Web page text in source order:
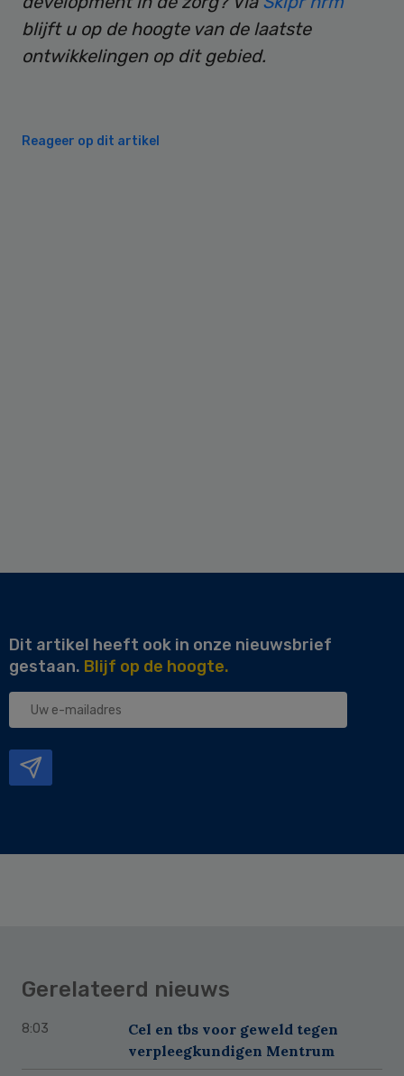
blijft u op de hoogte van de laatste
ontwikkelingen op dit gebied.
Reageer op dit artikel
Dit artikel heeft ook in onze nieuwsbrief
gestaan. Blijf op de hoogte.
Uw
Gerelateerd nieuws
8:03
Cel en tbs voor geweld tegen
verpleegkundigen Mentrum